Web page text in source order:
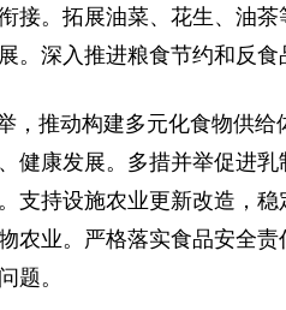
接。拓展油菜、花生、油
深入推进粮食节约和反食
，推动构建多元化食物供
健康发展。多措并举促进
支持设施农业更新改造，
农业。严格落实食品安全
题。